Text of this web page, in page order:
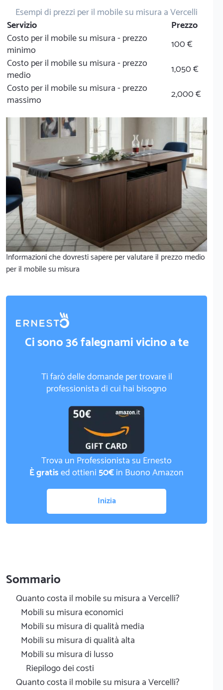
Esempi di prezzi per il mobile su misura a Vercelli
Servizio
Prezzo
Costo per il mobile su misura - prezzo
minimo
100 €
Costo per il mobile su misura - prezzo
medio
1,050 €
Costo per il mobile su misura - prezzo
massimo
2,000 €
Informazioni che dovresti sapere per valutare il prezzo medio
per il mobile su misura
Ci sono 36 falegnami vicino a te
Ti farò delle domande per trovare il
professionista di cui hai bisogno
Trova un Professionista su Ernesto
È gratised ottieni50€in Buono Amazon
Inizia
Sommario
Quanto costa il mobile su misura a Vercelli?
Mobili su misura economici
Mobili su misura di qualità media
Mobili su misura di qualità alta
Mobili su misura di lusso
Riepilogo dei costi
Quanto costa il mobile su misura a Vercelli?